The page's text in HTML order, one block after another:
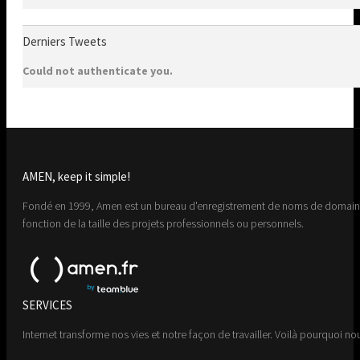
Derniers Tweets
Could not authenticate you.
AMEN, keep it simple!
Fondé en 1999, Amen est un bureau d'enregistrement de noms de
fonction de la taille des projets professionnels ou personnels.
SERVICES
Internet transforme nos vies et notre façon de travailler. Voilà pourquoi